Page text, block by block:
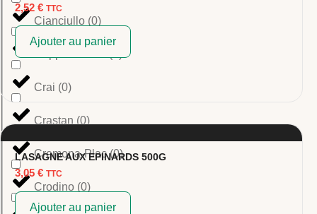
Cianciullo (0)
Crai (0)
Crastan (0)
Cremona-Plac(0)
Crodino (0)
2,52€ TTC
Ajouter au panier
LASAGNE AUX EPINARDS 500G
3,05€ TTC
Ajouter au panier